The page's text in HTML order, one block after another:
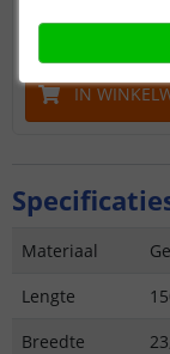
OP VOORRAAD
IN
Materiaal
Lengte
Breedte